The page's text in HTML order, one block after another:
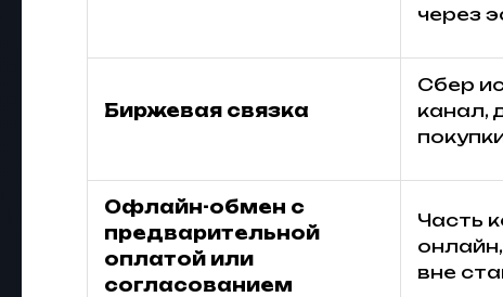
через
Биржевая связка
Сбер
канал,
Офлайн-обмен с
предварительной
оплатой или
согласованием
Часть
вне